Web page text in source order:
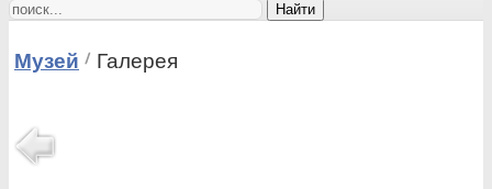
Найти
Музей Галерея